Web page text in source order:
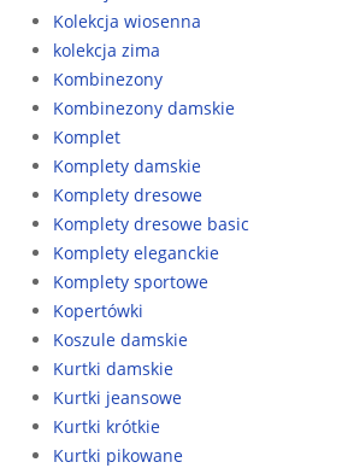
Kolekcja wiosenna
kolekcja zima
Kombinezony
Kombinezony damskie
Komplet
Komplety damskie
Komplety dresowe
Komplety dresowe basic
Komplety eleganckie
Komplety sportowe
Kopertówki
Koszule damskie
Kurtki damskie
Kurtki jeansowe
Kurtki krótkie
Kurtki pikowane